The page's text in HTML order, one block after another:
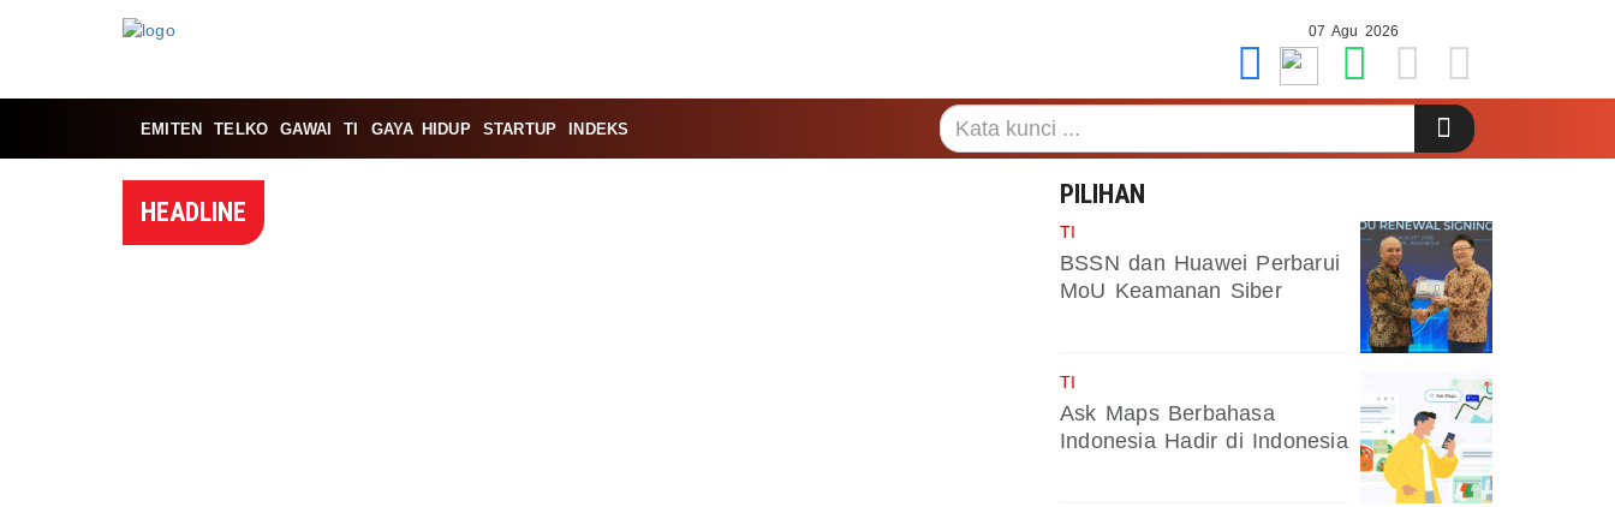
07 Agu 2026
EMITEN TELKO GAWAI TI GAYA HIDUP STARTUP INDEKS
HEADLINE
PILIHAN
TI
BSSN dan Huawei Perbarui
MoU Keamanan Siber
TI
Ask Maps Berbahasa
Indonesia Hadir di Indonesia